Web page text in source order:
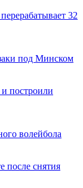
32
под Минском
построили
волейбола
после снятия